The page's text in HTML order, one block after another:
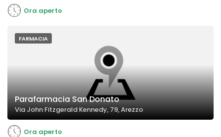
Ora aperto
FARMACIA
Parafarmacia San Donato
Via John Fitzgerald Kennedy, 79, Arezzo
Ora aperto